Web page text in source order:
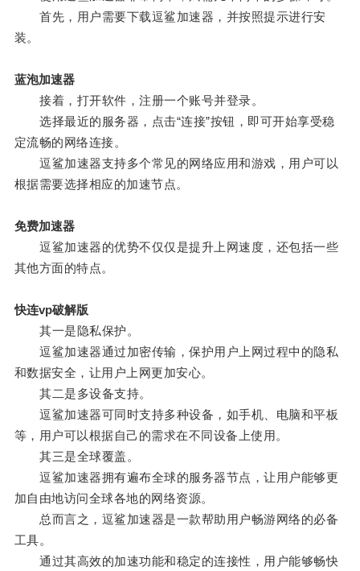
首先，用户需要下载逗鲨加速器，并按照提示进行安
装。
蓝泡加速器
接着，打开软件，注册一个账号并登录。
选择最近的服务器，点击“连接”按钮，即可开始享受稳
定流畅的网络连接。
逗鲨加速器支持多个常见的网络应用和游戏，用户可以
根据需要选择相应的加速节点。
免费加速器
逗鲨加速器的优势不仅仅是提升上网速度，还包括一些
其他方面的特点。
快连vp破解版
其一是隐私保护。
逗鲨加速器通过加密传输，保护用户上网过程中的隐私
和数据安全，让用户上网更加安心。
其二是多设备支持。
逗鲨加速器可同时支持多种设备，如手机、电脑和平板
等，用户可以根据自己的需求在不同设备上使用。
其三是全球覆盖。
逗鲨加速器拥有遍布全球的服务器节点，让用户能够更
加自由地访问全球各地的网络资源。
总而言之，逗鲨加速器是一款帮助用户畅游网络的必备
工具。
通过其高效的加速功能和稳定的连接性，用户能够畅快